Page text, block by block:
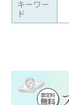
キーワー
ド